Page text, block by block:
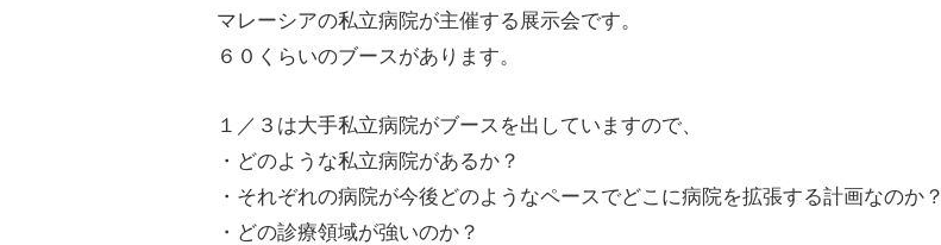
マレーシアの私立病院が主催する展示会です。
６０くらいのブースがあります。
１／３は大手私立病院がブースを出していますので、
・どのような私立病院があるか？
・それぞれの病院が今後どのようなペースでどこに病院を拡張する計画なのか？
・どの診療領域が強いのか？